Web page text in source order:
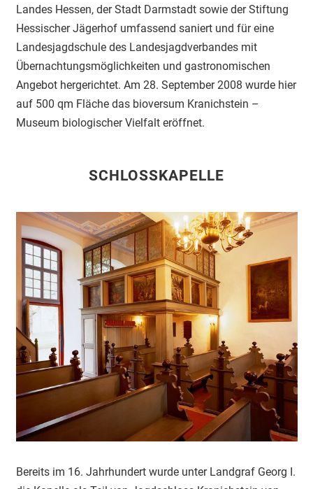
Landes Hessen, der Stadt Darmstadt sowie der Stiftung
Hessischer Jägerhof umfassend saniert und für eine
Landesjagdschule des Landesjagdverbandes mit
Übernachtungsmöglichkeiten und gastronomischen
Angebot hergerichtet. Am 28. September 2008 wurde hier
auf 500 qm Fläche das bioversum Kranichstein –
Museum biologischer Vielfalt eröffnet.
SCHLOSSKAPELLE
Bereits im 16. Jahrhundert wurde unter Landgraf Georg I.